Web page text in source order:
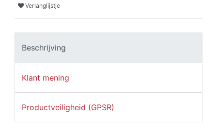
Verlanglijstje
Beschrijving
Klant mening
Productveiligheid (GPSR)